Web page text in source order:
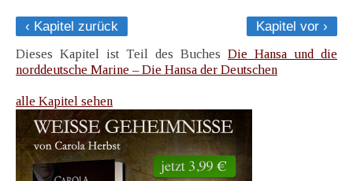
‹ Kapitel zurück
Kapitel vor ›
Dieses Kapitel ist Teil des Buches Die Hansa und die
norddeutsche Marine – Die Hansa der Deutschen
alle Kapitel sehen